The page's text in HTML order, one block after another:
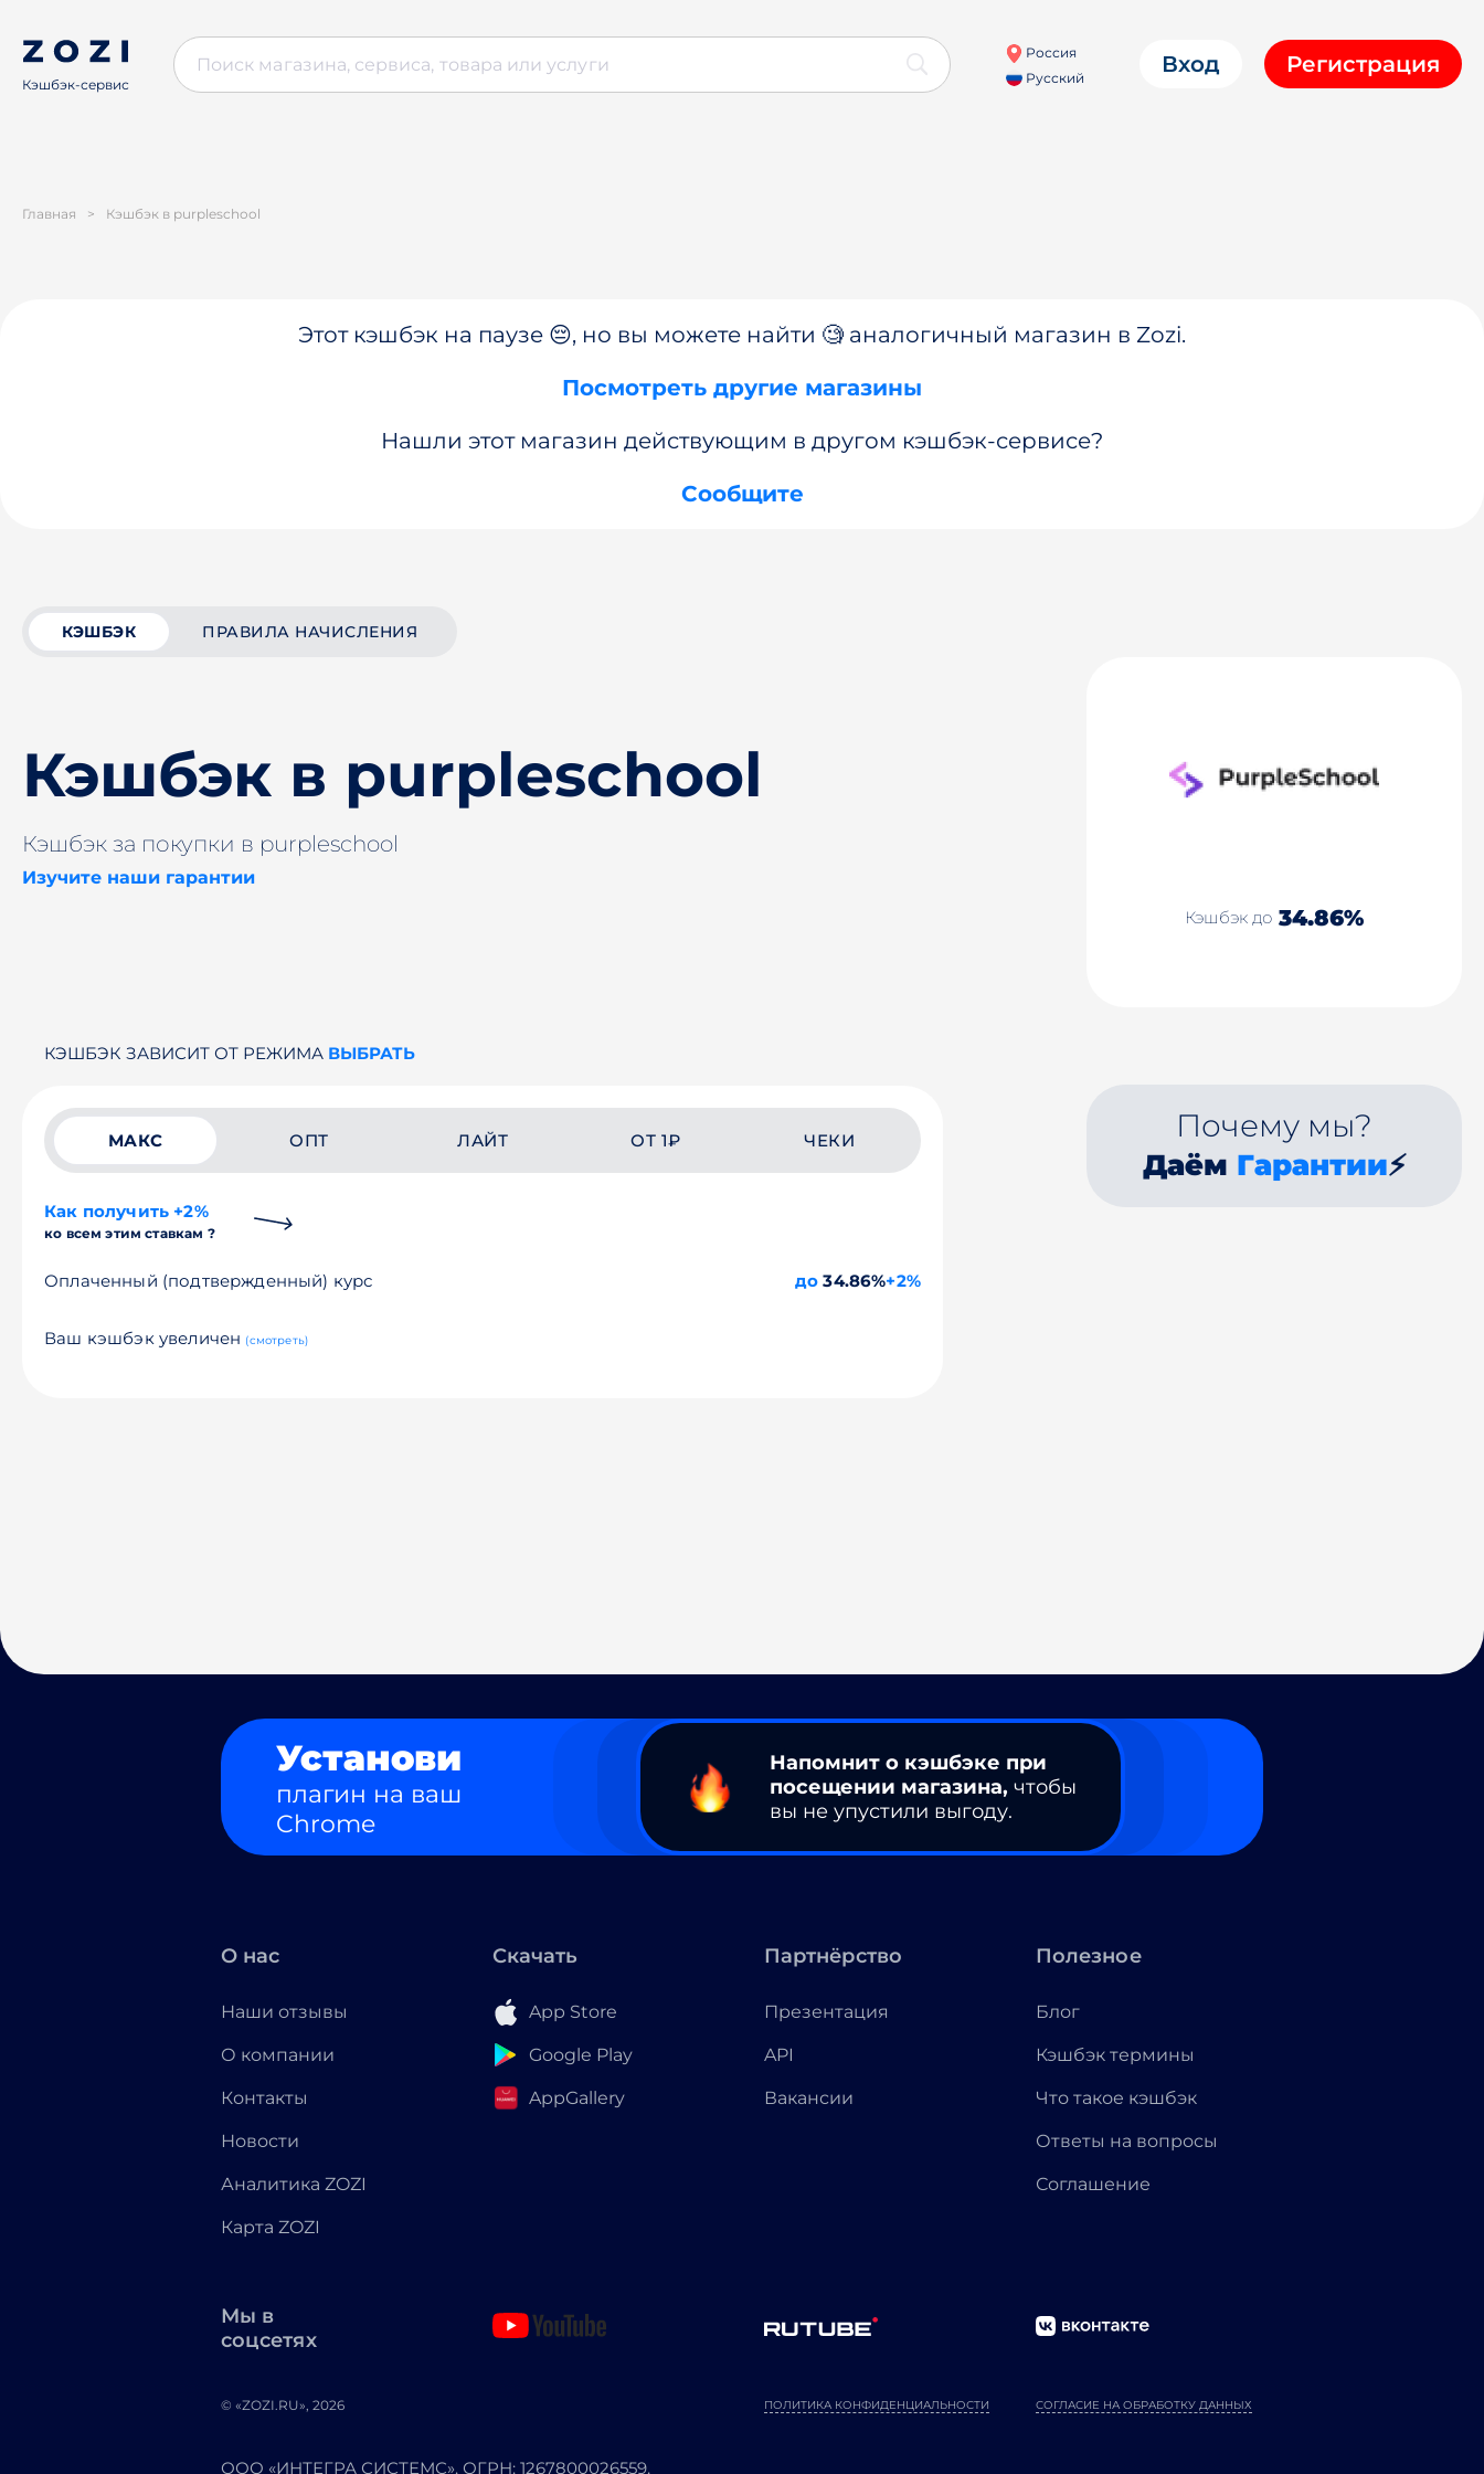
Кэшбэк-сервис
Россия
Русский
Вход Регистрация
Главная > Кэшбэк в purpleschool
Этот кэшбэк на паузе 😔, но вы можете найти 🧐 аналогичный магазин в Zozi.
Посмотреть другие магазины
Нашли этот магазин действующим в другом кэшбэк-сервисе?
Сообщите
КЭШБЭК ПРАВИЛА НАЧИСЛЕНИЯ
Кэшбэк в purpleschool
Кэшбэк за покупки в purpleschool
Изучите наши гарантии
Кэшбэк до 34.86%
КЭШБЭК ЗАВИСИТ ОТ РЕЖИМА ВЫБРАТЬ
МАКС ОПТ ЛАЙТ ОТ 1₽ ЧЕКИ
Как получить +2%
ко всем этим ставкам ?
Оплаченный (подтвержденный) курс до 34.86%+2%
Ваш кэшбэк увеличен (смотреть)
Почему мы?
Даём Гарантии⚡
Установи
плагин на ваш
Chrome
Напомнит о кэшбэке при
посещении магазина, чтобы
вы не упустили выгоду.
О нас
Наши отзывы
О компании
Контакты
Новости
Аналитика ZOZI
Карта ZOZI
Скачать
App Store
Google Play
AppGallery
Партнёрство
Презентация
API
Вакансии
Полезное
Блог
Кэшбэк термины
Что такое кэшбэк
Ответы на вопросы
Соглашение
Мы в
соцсетях
© «ZOZI.RU», 2026 ПОЛИТИКА КОНФИДЕНЦИАЛЬНОСТИ СОГЛАСИЕ НА ОБРАБОТКУ ДАННЫХ
ООО «ИНТЕГРА СИСТЕМС». ОГРН: 1267800026559.